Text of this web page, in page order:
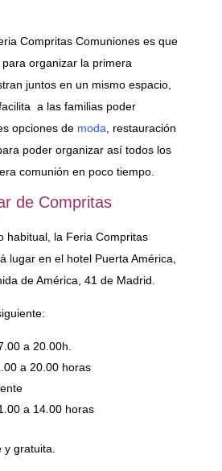
Compritas Comuniones es que
organizar la primera
juntos en un mismo espacio,
a las familias poder
opciones demoda, restauración
poder organizar así todos los
comunión en poco tiempo.
de Compritas
habitual, la Feria Compritas
lugar en el hotel Puerta América,
de América, 41 de Madrid.
a 20.00h.
a 20.00 horas
a 14.00 horas
y gratuita.